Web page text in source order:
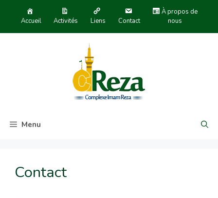
Accueil Activités Liens Contact
À propos de
nous
Menu
Contact